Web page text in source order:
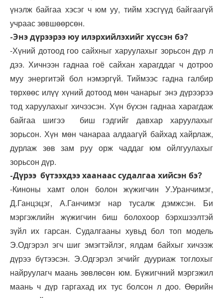
үнэлж байгаа хэсэг ч юм уу, тийм хэсгүүд байгаагүй
учраас зөвшөөрсөн.
-Энэ дүрээрээ юу илэрхийлэхийг хүссэн бэ?
-Хүний дотоод гоо сайхныг харуулахыг зорьсон дүр л
дээ. Хичнээн гаднаа гоё сайхан харагддаг ч дотроо
муу энергитэй бол нэмэргүй. Тиймээс гадна галбир
төрхөөс илүү хүний дотоод мөн чанарыг энэ дүрээрээ
тод харуулахыг хичээсэн. Хүн бүхэн гаднаа харагдаж
байгаа шигээ биш гэдгийг давхар харуулахыг
зорьсон. Хүн мөн чанараа алдаагүй байхад хайрлаж,
дурлаж зөв зам руу орж чаддаг юм ойлгуулахыг
зорьсон дүр.
-Дүрээ бүтээхдээ хаанаас судалгаа хийсэн бэ?
-Киноны хамт олон болон жүжигчин У.Уранчимэг,
Д.Ганцэцэг, А.Ганчимэг нар тусалж дэмжсэн. Би
мэргэжлийн жүжигчин биш болохоор бэрхшээлтэй
зүйл их гарсан. Судалгааны хувьд бол топ модель
Э.Одгэрэл эгч шиг эмэгтэйлэг, ялдам байхыг хичээж
дүрээ бүтээсэн. Э.Одгэрэл эгчийг дууриаж тоглохыг
найруулагч маань зөвлөсөн юм. Бүжигчний мэргэжил
маань ч дүр гаргахад их тус болсон л доо. Өөрийн